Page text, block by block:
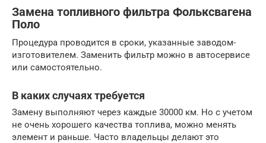
Замена топливного фильтра Фольксвагена
Поло
Процедура проводится в сроки, указанные заводом-
изготовителем. Заменить фильтр можно в автосервисе
или самостоятельно.
В каких случаях требуется
Замену выполняют через каждые 30000 км. Но с учетом
не очень хорошего качества топлива, можно менять
элемент и раньше. Часто владельцы делают это